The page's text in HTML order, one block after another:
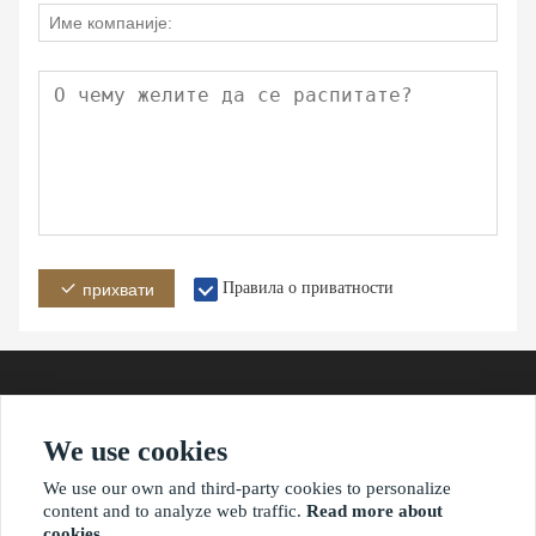
прихвати Правила о приватности
Адреса
We use cookies
We use our own and third-party cookies to personalize
content and to analyze web traffic. Read more about